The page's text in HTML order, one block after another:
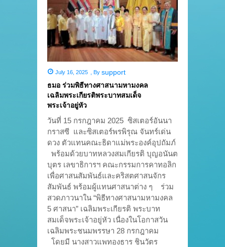
July 16, 2025 , By support
ธมอ ร่วมพิธีทางศาสนามหามงคล
เฉลิมพระเกียรติพระบาทสมเด็จ
พระเจ้าอยู่หัว
วันที่ 15 กรกฎาคม 2025 ซิสเตอร์อันนา
กราสซี และซิสเตอร์พรพิรุณ จันทร์เด่น
ดวง ตัวแทนคณะธิดาแม่พระองค์อุปถัมภ์
พร้อมด้วยบาทหลวงสมเกียรติ บุญอนันต
บุตร เลขาธิการฯ คณะกรรมการคาทอลิก
เพื่อศาสนสัมพันธ์และคริสตศาสนจักร
สัมพันธ์ พร้อมผู้แทนศาสนาต่าง ๆ ร่วม
สวดภาวนาใน “พิธีทางศาสนามหามงคล
5 ศาสนา” เฉลิมพระเกียรติ พระบาท
สมเด็จพระเจ้าอยู่หัว เนื่องในโอกาสวัน
เฉลิมพระชนมพรรษา 28 กรกฎาคม
โดยมี นางสาวแพทองธาร ชินวัตร